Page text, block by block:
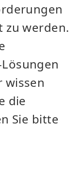
zu werden.
wissen
die
Sie bitte